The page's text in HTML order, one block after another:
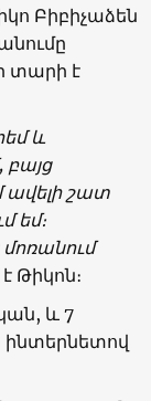
Բիբիչաձեն
տարի է
և
շատ
եմ։
Թիկոն։
և 7